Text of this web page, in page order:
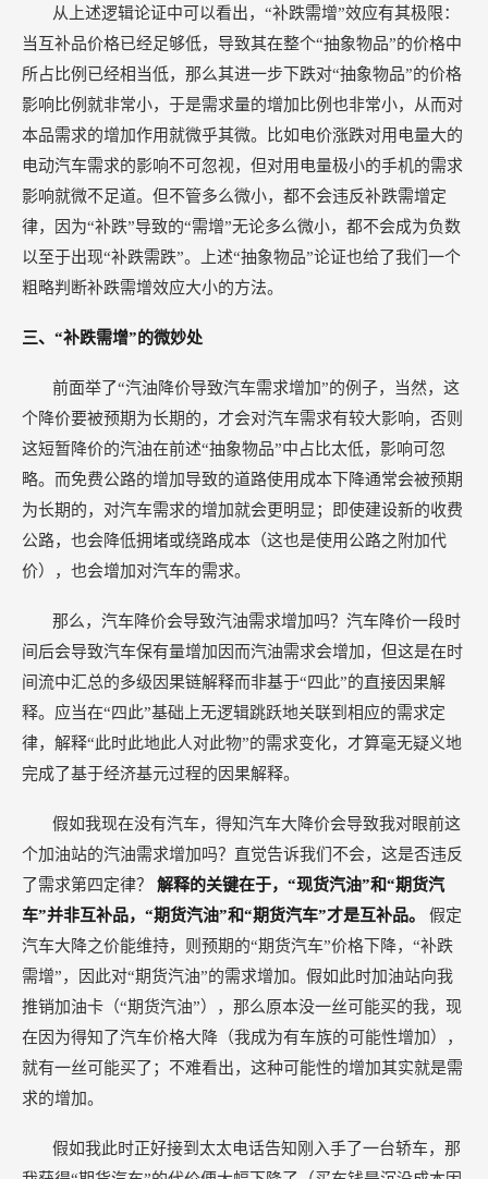
从上述逻辑论证中可以看出，“补跌需增”效应有其极限：
当互补品价格已经足够低，导致其在整个“抽象物品”的价格中
所占比例已经相当低，那么其进一步下跌对“抽象物品”的价格
影响比例就非常小，于是需求量的增加比例也非常小，从而对
本品需求的增加作用就微乎其微。比如电价涨跌对用电量大的
电动汽车需求的影响不可忽视，但对用电量极小的手机的需求
影响就微不足道。但不管多么微小，都不会违反补跌需增定
律，因为“补跌”导致的“需增”无论多么微小，都不会成为负数
以至于出现“补跌需跌”。上述“抽象物品”论证也给了我们一个
粗略判断补跌需增效应大小的方法。
三、“补跌需增”的微妙处
前面举了“汽油降价导致汽车需求增加”的例子，当然，这
个降价要被预期为长期的，才会对汽车需求有较大影响，否则
这短暂降价的汽油在前述“抽象物品”中占比太低，影响可忽
略。而免费公路的增加导致的道路使用成本下降通常会被预期
为长期的，对汽车需求的增加就会更明显；即使建设新的收费
公路，也会降低拥堵或绕路成本（这也是使用公路之附加代
价），也会增加对汽车的需求。
那么，汽车降价会导致汽油需求增加吗？汽车降价一段时
间后会导致汽车保有量增加因而汽油需求会增加，但这是在时
间流中汇总的多级因果链解释而非基于“四此”的直接因果解
释。应当在“四此”基础上无逻辑跳跃地关联到相应的需求定
律，解释“此时此地此人对此物”的需求变化，才算毫无疑义地
完成了基于经济基元过程的因果解释。
假如我现在没有汽车，得知汽车大降价会导致我对眼前这
个加油站的汽油需求增加吗？直觉告诉我们不会，这是否违反
了需求第四定律？ 解释的关键在于，“现货汽油”和“期货汽
车”并非互补品，“期货汽油”和“期货汽车”才是互补品。 假定
汽车大降之价能维持，则预期的“期货汽车”价格下降，“补跌
需增”，因此对“期货汽油”的需求增加。假如此时加油站向我
推销加油卡（“期货汽油”），那么原本没一丝可能买的我，现
在因为得知了汽车价格大降（我成为有车族的可能性增加），
就有一丝可能买了；不难看出，这种可能性的增加其实就是需
求的增加。
假如我此时正好接到太太电话告知刚入手了一台轿车，那